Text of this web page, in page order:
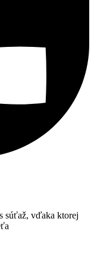
súťaž, vďaka ktorej